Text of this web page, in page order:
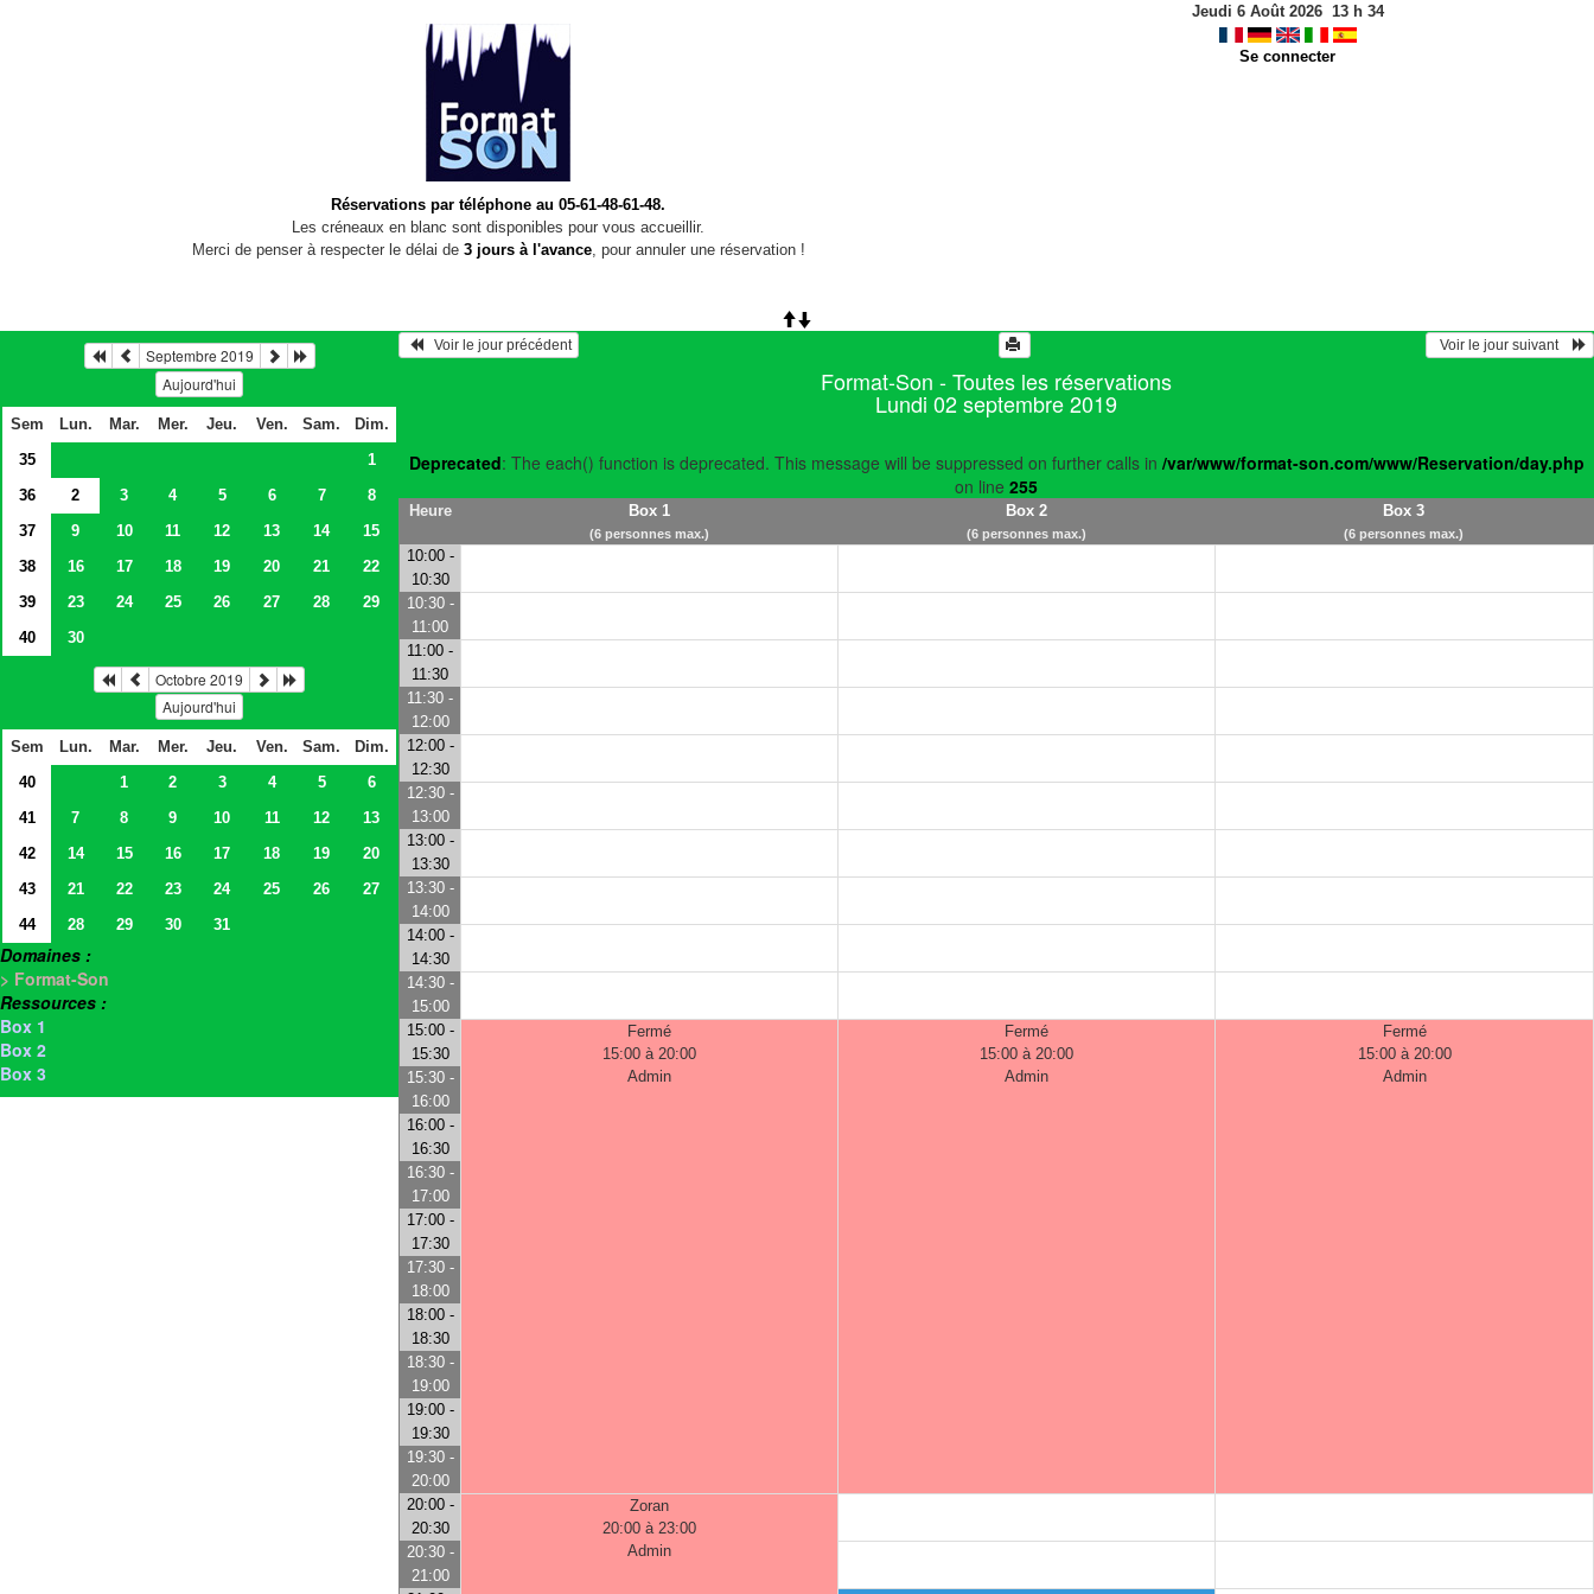
Réservations par téléphone au 05-61-48-61-48.
Les créneaux en blanc sont disponibles pour vous accueillir.
Merci de penser à respecter le délai de 3 jours à l'avance, pour annuler une réservation !
Jeudi 6 Août 2026 13h 34
Se connecter
Septembre 2019
Aujourd'hui
Sem Lun. Mar. Mer. Jeu. Ven. Sam.
Dim.
35
1
36
2 3 4 5 6 7
8
37
9 10 11 12 13 14
15
38
16 17 18 19 20 21
22
39
23 24 25 26 27 28
29
40
30
Octobre 2019
Aujourd'hui
Sem Lun. Mar. Mer. Jeu. Ven. Sam.
Dim.
40
1 2 3 4 5
6
41
7 8 9 10 11 12
13
42
14 15 16 17 18 19
20
43
21 22 23 24 25 26
27
44
28 29 30 31
Domaines :
> Format-Son
Ressources :
Box 1
Box 2
Box 3
   Voir le jour précédent
  Voir le jour suivant
Format-Son - Toutes les réservations
Lundi 02 septembre 2019
Deprecated: The each() function is deprecated. This message will be suppressed on further calls in /var/www/format-son.com/www/Reservation/day.php
on line 255
Heure Box 1
(6 personnes max.)
Box 2
(6 personnes max.)
Box 3
(6 personnes max.)
10:00 -
10:30
10:30 -
11:00
11:00 -
11:30
11:30 -
12:00
12:00 -
12:30
12:30 -
13:00
13:00 -
13:30
13:30 -
14:00
14:00 -
14:30
14:30 -
15:00
15:00 -
15:30
Fermé
15:00 à 20:00
Admin
Fermé
15:00 à 20:00
Admin
Fermé
15:00 à 20:00
Admin
15:30 -
16:00
16:00 -
16:30
16:30 -
17:00
17:00 -
17:30
17:30 -
18:00
18:00 -
18:30
18:30 -
19:00
19:00 -
19:30
19:30 -
20:00
20:00 -
20:30
Zoran
20:00 à 23:00
Admin
20:30 -
21:00